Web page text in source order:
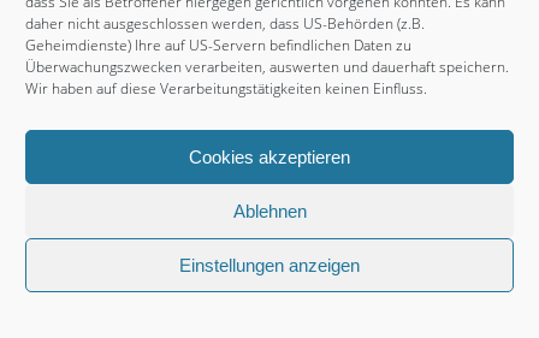
daher nicht ausgeschlossen werden, dass US-Behörden (z.B.
Geheimdienste) Ihre auf US-Servern befindlichen Daten zu
Überwachungszwecken verarbeiten, auswerten und dauerhaft speichern.
Wir haben auf diese Verarbeitungstätigkeiten keinen Einfluss.
Cookies akzeptieren
Ablehnen
Einstellungen anzeigen
Februar 2016
Januar 2016
November 2015
Oktober 2015
Juli 2015